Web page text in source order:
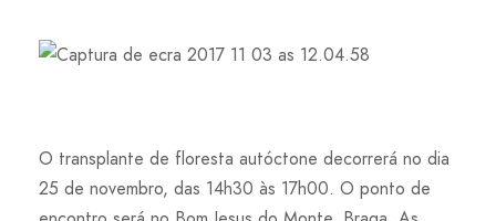
O transplante de floresta autóctone decorrerá no dia
25 de novembro, das 14h30 às 17h00. O ponto de